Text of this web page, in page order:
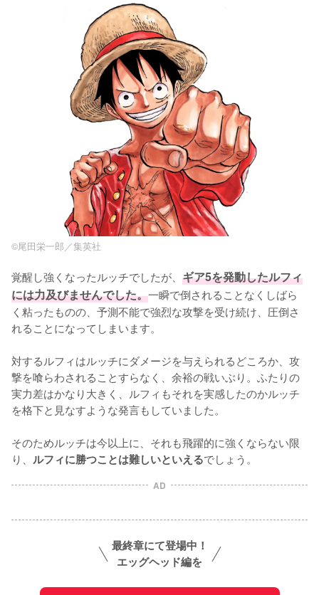
©尾田栄一郎／集英社
覚醒し強くなったルッチでしたが、 ギア5を発動したルフィ
には力及びませんでした。一瞬で倒されることなくしばら
く粘ったものの、予測不能で強烈な攻撃を受け続け、圧倒さ
れることになってしまいます。
対するルフィはルッチにダメージを与えられるどころか、攻
撃を喰らわされることすらなく、余裕の戦いぶり。ふたりの
実力差はかなり大きく、ルフィもそれを実感したのかルッチ
を格下と見なすような発言もしていました。
そのためルッチは今以上に、それも飛躍的に強くならない限
り、 ルフィに勝つことは難しいといえるでしょう。
AD
最終章にて登場中！
エッグヘッド編を